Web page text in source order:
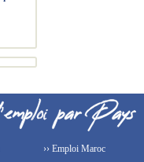
›› Emploi Maroc